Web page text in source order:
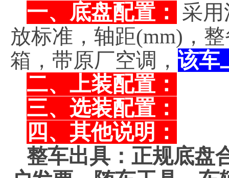
一、底盘配置：
采
放标准，轴距(mm)，
箱，带原厂空调， 该车
二、上装配置：
三、选装配置：
四、其他说明：
整车出具：正规底盘